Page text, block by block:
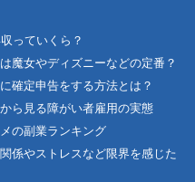
っていくら？
魔女やディズニーなどの定番？
確定申告をする方法とは？
ら見る障がい者雇用の実態
の副業ランキング
係やストレスなど限界を感じた